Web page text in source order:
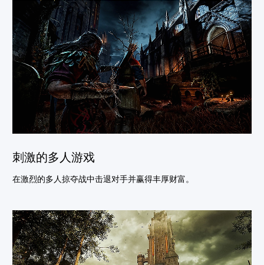
刺激的多人游戏
在激烈的多人掠夺战中击退对手并赢得丰厚财富。